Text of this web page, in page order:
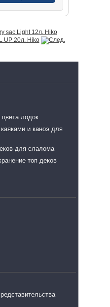
sac Light 12л. Hiko
UP 20л. Hiko
лодок
и каноэ для
для слалома
топ деков